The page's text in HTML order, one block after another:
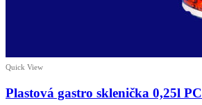
Quick View
Plastová gastro sklenička 0,25l PC